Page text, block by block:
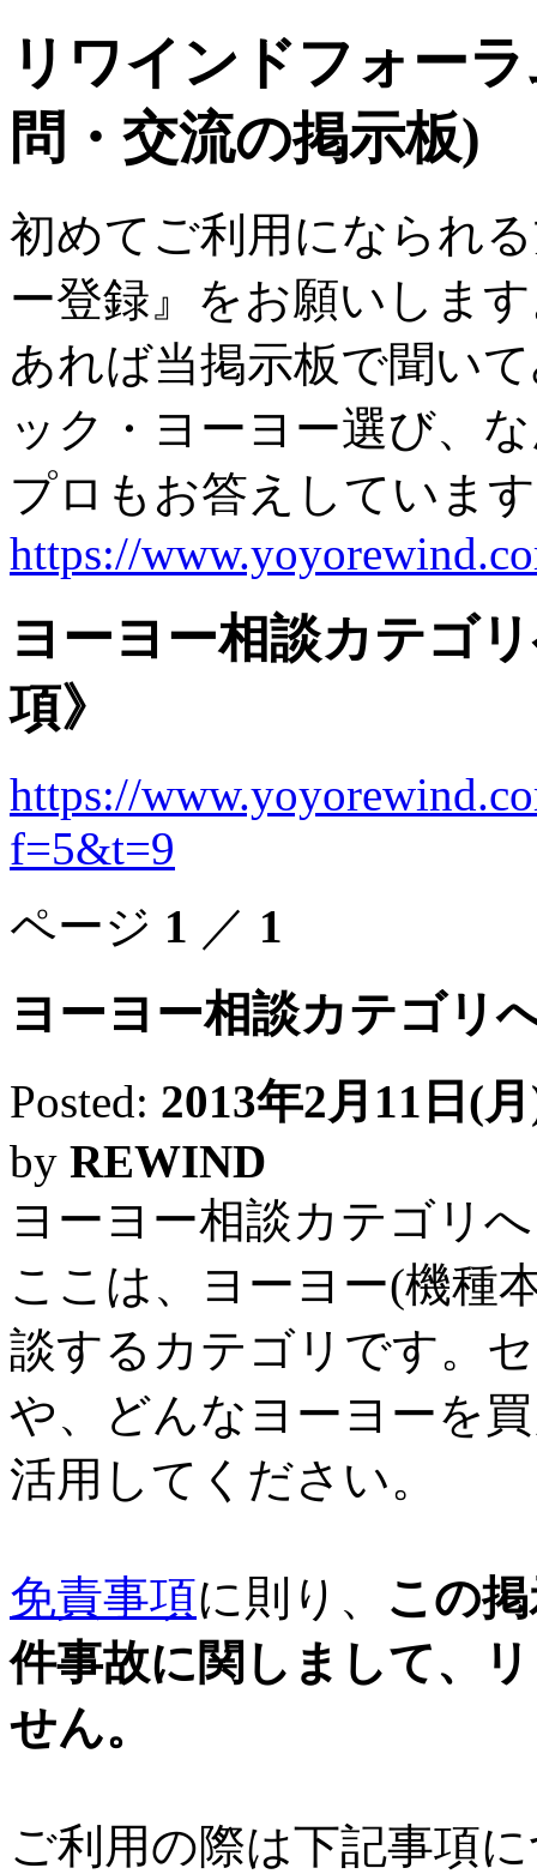
リワインドフォー
問・交流の掲示板)
初めてご利用になられ
ー登録』をお願いしま
あれば当掲示板で聞い
ック・ヨーヨー選び、
プロもお答えしていま
https://
ヨーヨー相談カテゴ
項》
https://
f=5&t=9
ページ 1 ／ 1
ヨーヨー相談カテゴリ
Posted: 2013年2月11日(
by REWIND
ヨーヨー相談カテゴリ
ここは、ヨーヨー(機種
談するカテゴリです。
や、どんなヨーヨーを
活用してください。
免責事項に則り、 この
件事故に関しまして、
せん。
ご利用の際は下記事項